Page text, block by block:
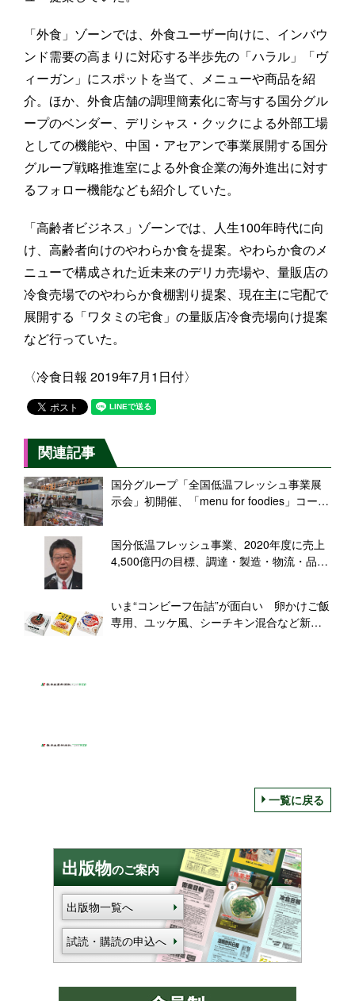
「外食」ゾーンでは、外食ユーザー向けに、インバウ
ンド需要の高まりに対応する半歩先の「ハラル」「ヴ
ィーガン」にスポットを当て、メニューや商品を紹
介。ほか、外食店舗の調理簡素化に寄与する国分グル
ープのベンダー、デリシャス・クックによる外部工場
としての機能や、中国・アセアンで事業展開する国分
グループ戦略推進室による外食企業の海外進出に対す
るフォロー機能なども紹介していた。
「高齢者ビジネス」ゾーンでは、人生100年時代に向
け、高齢者向けのやわらか食を提案。やわらか食のメ
ニューで構成された近未来のデリカ売場や、量販店の
冷食売場でのやわらか食棚割り提案、現在主に宅配で
展開する「ワタミの宅食」の量販店冷食売場向け提案
など行っていた。
〈冷食日報 2019年7月1日付〉
関連記事
国分グループ「全国低温フレッシュ事業展
示会」初開催、「menu for foodies」コーナ
国分低温フレッシュ事業、2020年度に売上
4,500億円の目標、調達・製造・物流・品管
いま“コンビーフ缶詰”が面白い 卵かけご飯
専用、ユッケ風、シーチキン混合など新機
一覧に戻る
出版物のご案内
出版物一覧へ
試読・購読の申込へ